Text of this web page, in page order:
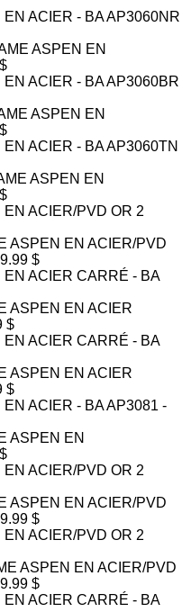
ASPEN EN
ASPEN EN
ASPEN EN
ASPEN EN ACIER/PVD
$
ASPEN EN ACIER
$
ASPEN EN ACIER
$
ASPEN EN
ASPEN EN ACIER/PVD
$
ASPEN EN ACIER/PVD
$